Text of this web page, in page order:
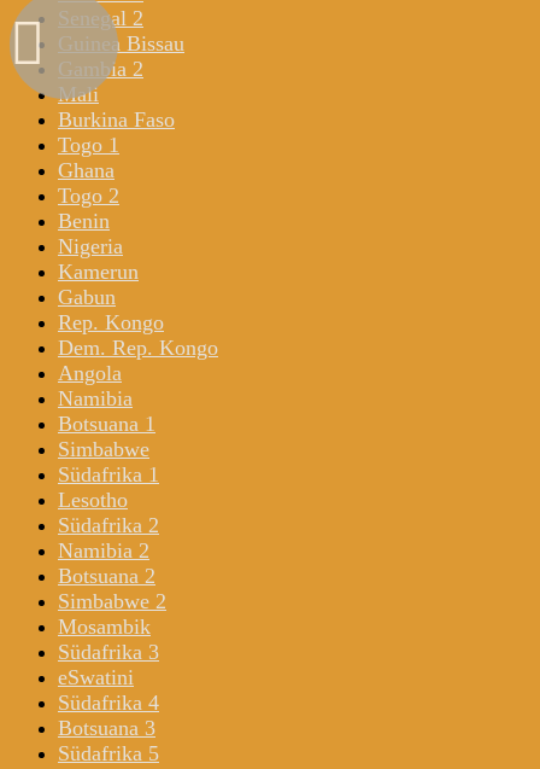
Senegal 2
Guinea Bissau
Gambia 2
Mali
Burkina Faso
Togo 1
Ghana
Togo 2
Benin
Nigeria
Kamerun
Gabun
Rep. Kongo
Dem. Rep. Kongo
Angola
Namibia
Botsuana 1
Simbabwe
Südafrika 1
Lesotho
Südafrika 2
Namibia 2
Botsuana 2
Simbabwe 2
Mosambik
Südafrika 3
eSwatini
Südafrika 4
Botsuana 3
Südafrika 5